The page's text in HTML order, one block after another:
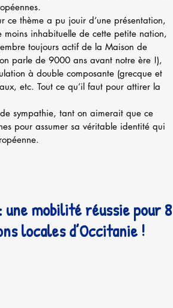
ce thème a pu jouir d’une présentation,
inhabituelle de cette petite nation,
toujours actif de la Maison de
parle de 9000 ans avant notre ère !),
à double composante (grecque et
etc. Tout ce qu’il faut pour attirer la
sympathie, tant on aimerait que ce
pour assumer sa véritable identité qui
une mobilité réussie pour 8
locales d’Occitanie !